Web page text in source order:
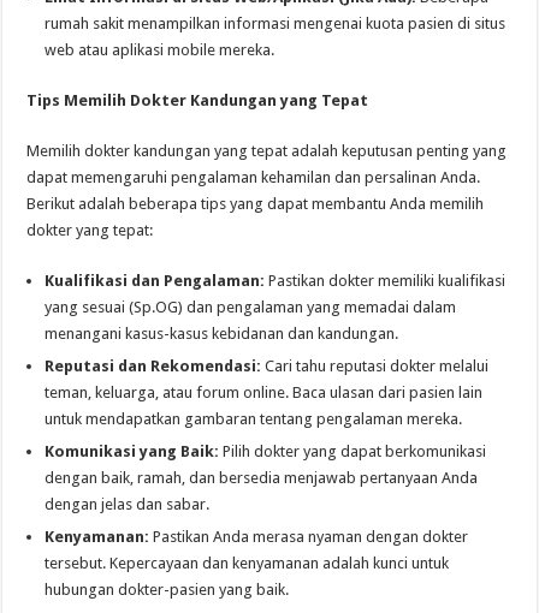
rumah sakit menampilkan informasi mengenai kuota pasien di situs
web atau aplikasi mobile mereka.
Tips Memilih Dokter Kandungan yang Tepat
Memilih dokter kandungan yang tepat adalah keputusan penting yang
dapat memengaruhi pengalaman kehamilan dan persalinan Anda.
Berikut adalah beberapa tips yang dapat membantu Anda memilih
dokter yang tepat:
Kualifikasi dan Pengalaman: Pastikan dokter memiliki kualifikasi
yang sesuai (Sp.OG) dan pengalaman yang memadai dalam
menangani kasus-kasus kebidanan dan kandungan.
Reputasi dan Rekomendasi: Cari tahu reputasi dokter melalui
teman, keluarga, atau forum online. Baca ulasan dari pasien lain
untuk mendapatkan gambaran tentang pengalaman mereka.
Komunikasi yang Baik: Pilih dokter yang dapat berkomunikasi
dengan baik, ramah, dan bersedia menjawab pertanyaan Anda
dengan jelas dan sabar.
Kenyamanan: Pastikan Anda merasa nyaman dengan dokter
tersebut. Kepercayaan dan kenyamanan adalah kunci untuk
hubungan dokter-pasien yang baik.